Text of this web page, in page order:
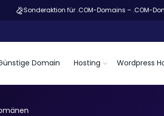
Sonderaktion für .COM-Domains – .COM-
Domain Hosting Wordpress